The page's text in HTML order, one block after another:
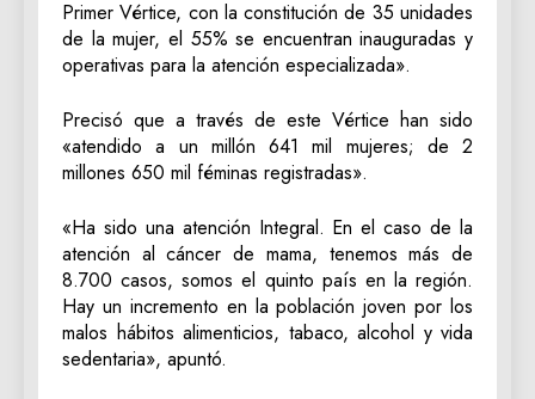
Primer Vértice, con la constitución de 35 unidades
de la mujer, el 55% se encuentran inauguradas y
operativas para la atención especializada».
Precisó que a través de este Vértice han sido
«atendido a un millón 641 mil mujeres; de 2
millones 650 mil féminas registradas».
«Ha sido una atención Integral. En el caso de la
atención al cáncer de mama, tenemos más de
8.700 casos, somos el quinto país en la región.
Hay un incremento en la población joven por los
malos hábitos alimenticios, tabaco, alcohol y vida
sedentaria», apuntó.